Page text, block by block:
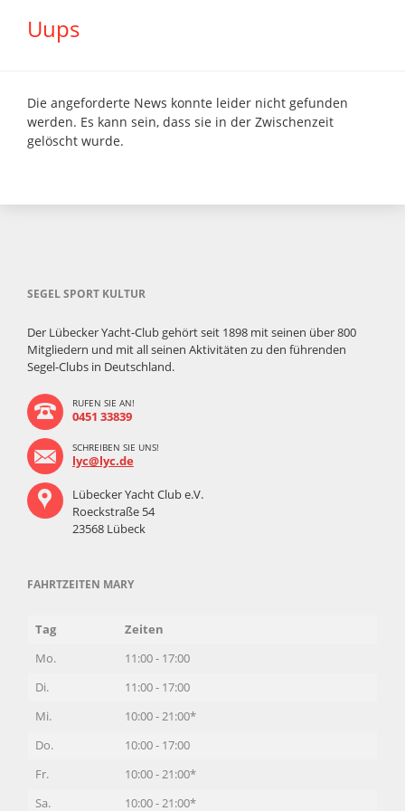
Uups
Die angeforderte News konnte leider nicht gefunden
werden. Es kann sein, dass sie in der Zwischenzeit
gelöscht wurde.
SEGEL SPORT KULTUR
Der Lübecker Yacht-Club gehört seit 1898 mit seinen über 800
Mitgliedern und mit all seinen Aktivitäten zu den führenden
Segel-Clubs in Deutschland.
RUFEN SIE AN!
0451 33839
SCHREIBEN SIE UNS!
lyc@lyc.de
Lübecker Yacht Club e.V.
Roeckstraße 54
23568 Lübeck
FAHRTZEITEN MARY
Tag
Zeiten
Mo.
11:00 - 17:00
Di.
11:00 - 17:00
Mi.
10:00 - 21:00*
Do.
10:00 - 17:00
Fr.
10:00 - 21:00*
Sa.
10:00 - 21:00*